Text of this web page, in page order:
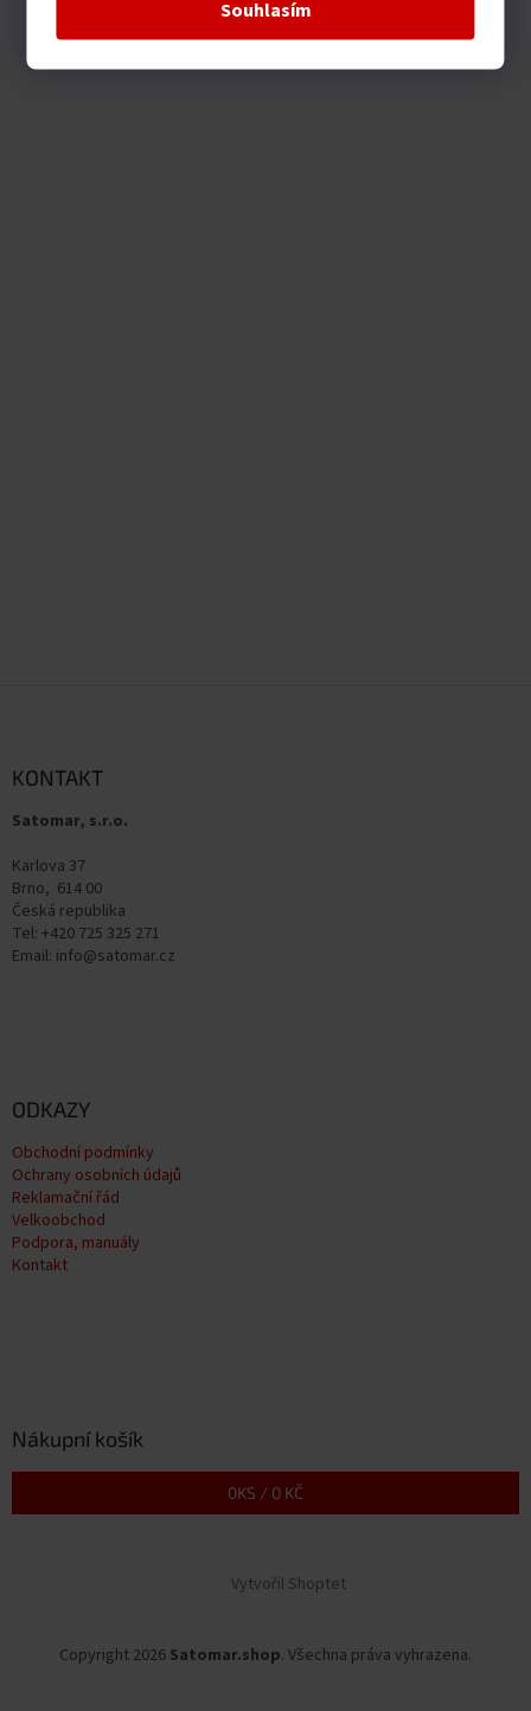
Souhlasím
KONTAKT
Satomar, s.r.o.
Karlova 37
Brno, 614 00
Česká republika
Tel: +420 725 325 271
Email: info@satomar.cz
ODKAZY
Obchodní podmínky
Ochrany osobních údajů
Reklamační řád
Velkoobchod
Podpora, manuály
Kontakt
Nákupní košík
0KS / 0 KČ
Vytvořil Shoptet
Copyright 2026 Satomar.shop. Všechna práva vyhrazena.